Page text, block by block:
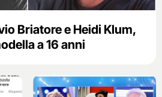
Briatore e Heidi Klum,
a 16 anni